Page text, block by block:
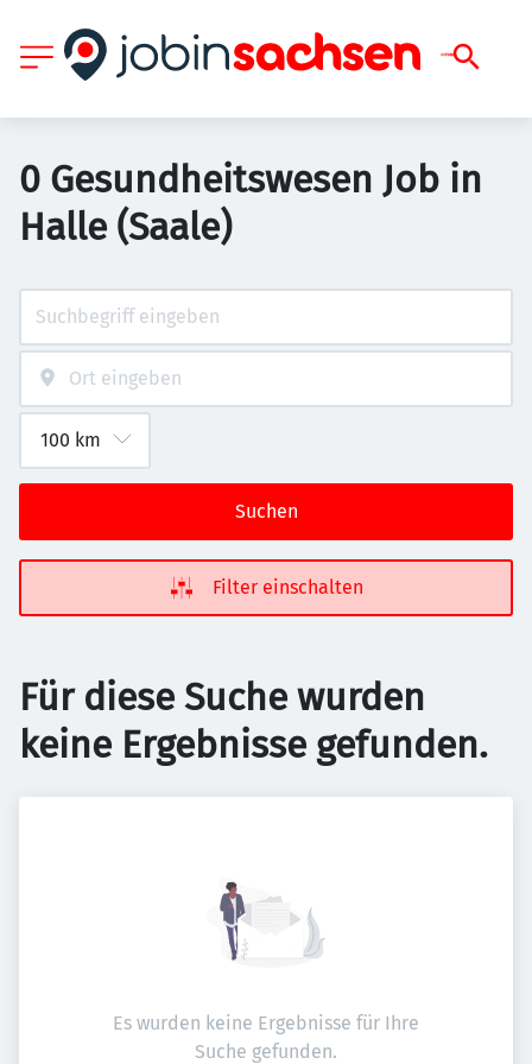
0 Gesundheitswesen Job in
Halle (Saale)
Suchen
Filter einschalten
Für diese Suche wurden
keine Ergebnisse gefunden.
Es wurden keine Ergebnisse für Ihre
Suche gefunden.